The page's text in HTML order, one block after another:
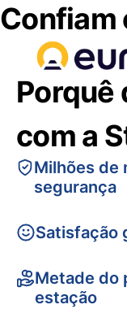
Confiam
Porquê
com a
Milhões de
segurança
Satisfação
Metade do
estação